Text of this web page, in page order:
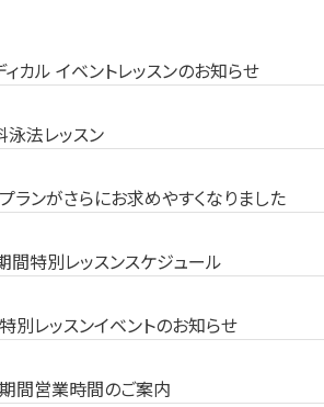
カル イベントレッスンのお知らせ
法レッスン
ンがさらにお求めやすくなりました
特別レッスンスケジュール
別レッスンイベントのお知らせ
間営業時間のご案内